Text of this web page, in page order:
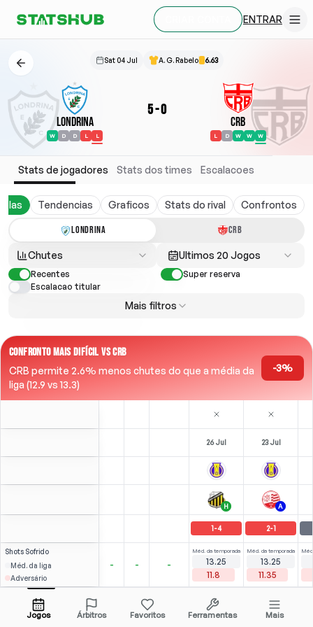
ENTRAR
Sat 04 Jul A. G. Rabelo 6.63
Londrina
W D D L L
5-0
CRB
L D W W W
Stats de jogadores Stats dos times Escalacoes
Tendencias Graficos Stats do rival Confrontos
LONDRINA CRB
Chutes Ultimos 20 Jogos
Recentes
Super reserva
Escalacao titular
Mais filtros
CONFRONTO MAIS DIFÍCIL VS CRB
CRB permite 2.6% menos chutes do que a média da
liga (12.9 vs 13.3)
-3%
26 Jul 23 Jul
H A
1-4 2-1
Shots Sofrido
Méd. da liga
Adversário
- - -
Méd. da temporada
13.25
11.8
Méd. da temporada
13.25
11.35
J. Vitor Abrir menu 3.25
90'
8 (0
LCM-90'
0
LCM-90'
Jogos Árbitros Favoritos Ferramentas Mais